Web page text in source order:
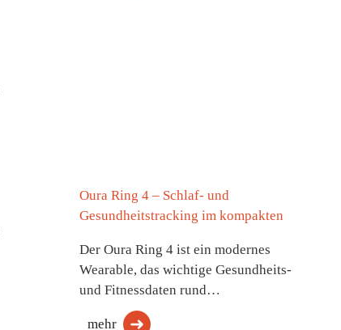
Oura Ring 4 – Schlaf- und
Gesundheitstracking im kompakten
Der Oura Ring 4 ist ein modernes
Wearable, das wichtige Gesundheits-
und Fitnessdaten rund…
mehr